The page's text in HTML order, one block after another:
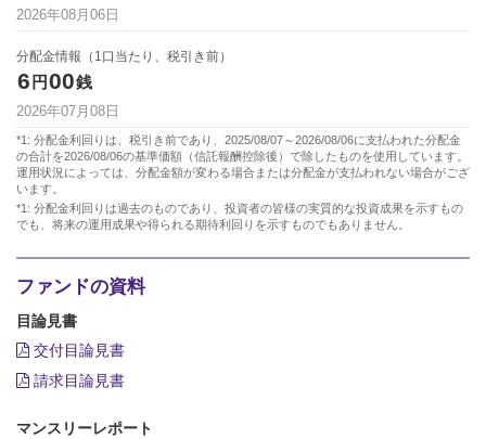
2026年08月06日
分配金情報（1口当たり、税引き前）
6 円00銭
2026年07月08日
*1: 分配金利回りは、税引き前であり、2025/08/07～2026/08/06に支払われた分配金
の合計を2026/08/06の基準価額（信託報酬控除後）で除したものを使用しています。
運用状況によっては、分配金額が変わる場合または分配金が支払われない場合がござ
います。
*1: 分配金利回りは過去のものであり、投資者の皆様の実質的な投資成果を示すもの
でも、将来の運用成果や得られる期待利回りを示すものでもありません。
ファンドの資料
目論見書
交付目論見書
請求目論見書
マンスリーレポート